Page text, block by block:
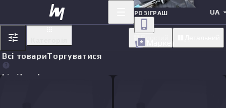
РОЗІГРАШ
Маркет
UA
Простий
Всі товариТоргуватися
Limit orders